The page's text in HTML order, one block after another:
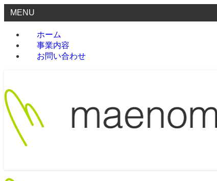
MENU
ホーム
事業内容
お問い合わせ